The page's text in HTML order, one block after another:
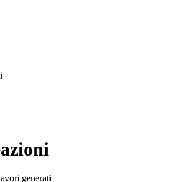
generati